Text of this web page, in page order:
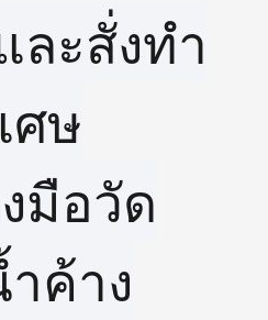
อัตโนมัติ ◎ ระบบป้องกัน
ห้องวัดสองด้าน
ละสั่งทำ
ศษ
มือวัด
ค้าง